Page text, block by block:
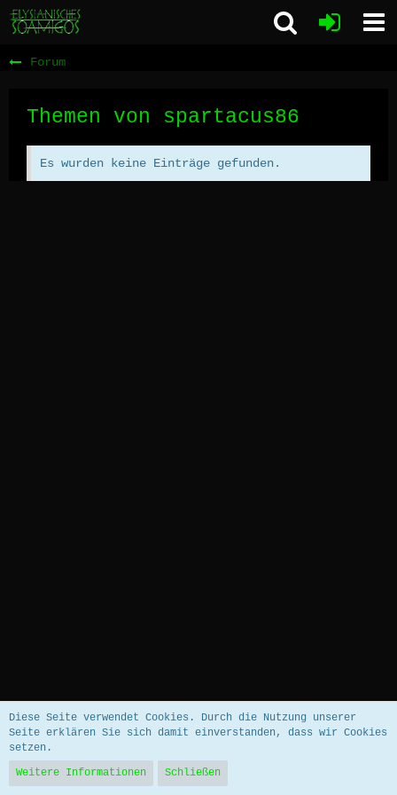
Forum
Themen von spartacus86
Es wurden keine Einträge gefunden.
Community-Software:WoltLab Suite™ 5.5.26
Diese Seite verwendet Cookies. Durch die Nutzung unserer
Seite erklären Sie sich damit einverstanden, dass wir Cookies
setzen.
Weitere Informationen
Schließen